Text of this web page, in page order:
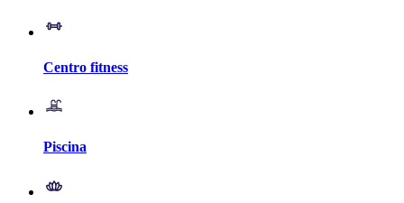
Centro fitness
Piscina